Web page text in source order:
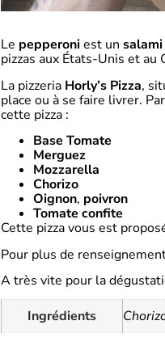
Le pepperoniest un salami
pizzas aux États-Unis et
La pizzeria Horly’s Pizza,
place ou à se faire livrer.
cette pizza :
Base Tomate
Merguez
Mozzarella
Chorizo
Oignon, poivron
Tomate confite
Cette pizza vous est
Pour plus de
A très vite pour la
Ingrédients